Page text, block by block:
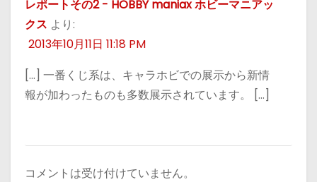
レポートその2 - HOBBY maniax ホビーマニアッ
クス より:
2013年10月11日 11:18 PM
[…] 一番くじ系は、キャラホビでの展示から新情
報が加わったものも多数展示されています。 […]
コメントは受け付けていません。